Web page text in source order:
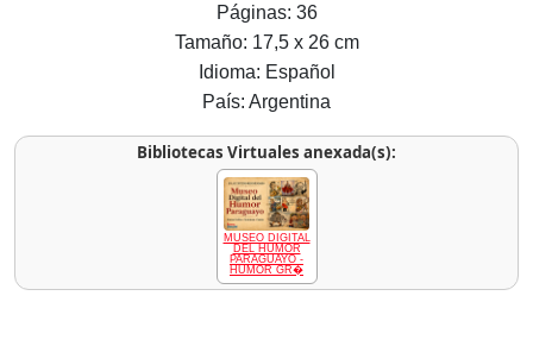
Páginas: 36
Tamaño: 17,5 x 26 cm
Idioma: Español
País: Argentina
Bibliotecas Virtuales anexada(s):
MUSEO DIGITAL
DEL HUMOR
PARAGUAYO -
HUMOR GR�